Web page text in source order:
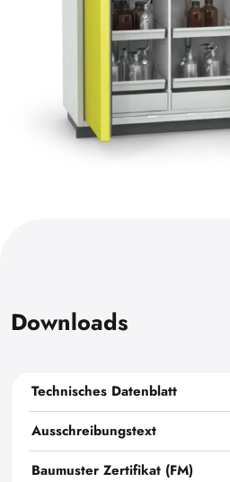
Downloads
Technisches Datenblatt
Ausschreibungstext
Baumuster Zertifikat (FM)